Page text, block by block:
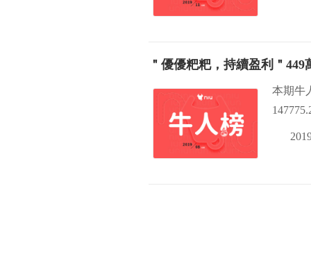
＂優優粑粑，持續盈利＂449
本期牛